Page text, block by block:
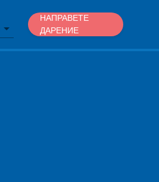
НАПРАВЕТЕ
ДАРЕНИЕ